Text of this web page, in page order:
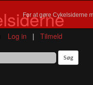
For at gøre Cykelsiderne
Log in | Tilmeld